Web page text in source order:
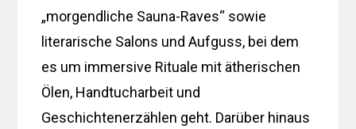
„morgendliche Sauna-Raves“ sowie
literarische Salons und Aufguss, bei dem
es um immersive Rituale mit ätherischen
Ölen, Handtucharbeit und
Geschichtenerzählen geht. Darüber hinaus